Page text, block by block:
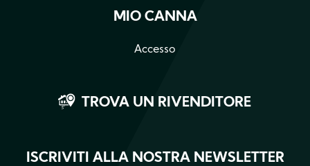
MIO CANNA
Accesso
TROVA UN RIVENDITORE
ISCRIVITI ALLA NOSTRA NEWSLETTER